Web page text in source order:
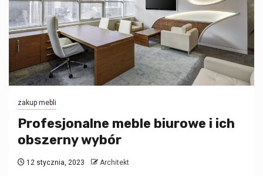
zakup mebli
Profesjonalne meble biurowe i ich
obszerny wybór
12 stycznia, 2023 Architekt